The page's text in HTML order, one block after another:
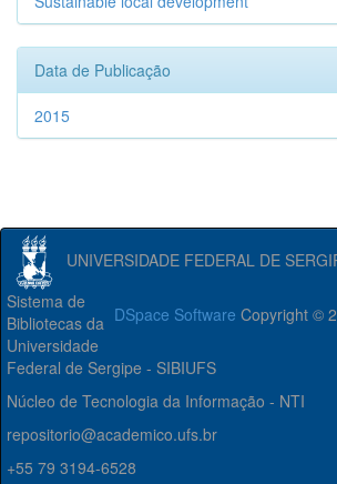
Data de Publicação
2015
UNIVERSIDADE FEDERAL DE
DSpace Software Copyright ©
Sistema de
Bibliotecas da
Universidade
Federal de Sergipe - SIBIUFS
Núcleo de Tecnologia da Informação - NTI
repositorio@academico.ufs.br
+55 79 3194-6528